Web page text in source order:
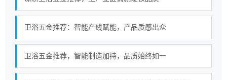
卫浴五金推荐：智能产线赋能，产品质感出众
卫浴五金推荐，智能制造加持，品质始终如一